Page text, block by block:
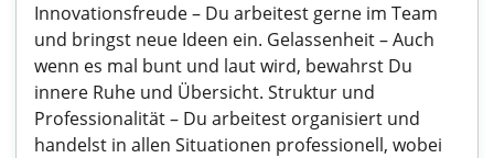
Innovationsfreude – Du arbeitest gerne im Team
und bringst neue Ideen ein. Gelassenheit – Auch
wenn es mal bunt und laut wird, bewahrst Du
innere Ruhe und Übersicht. Struktur und
Professionalität – Du arbeitest organisiert und
handelst in allen Situationen professionell, wobei